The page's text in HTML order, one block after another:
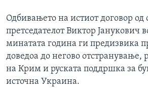
Одбивањето на истиот договор од
претседателот Виктор Јанукович
минатата година ги предизвика
доведоа до негово отстранување,
на Крим и руската поддршка за
источна Украина.